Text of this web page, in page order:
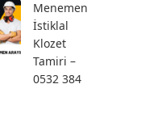
Menemen
İstiklal
Klozet
Tamiri –
0532 384